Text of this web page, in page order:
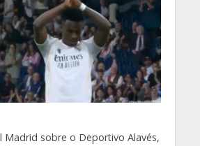
sobre o Deportivo Alavés,